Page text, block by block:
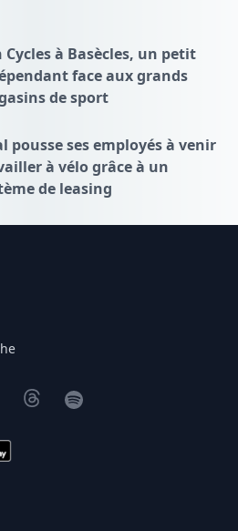
Cycles à Basècles, un petit
face aux grands
de sport
pousse ses employés à venir
à vélo grâce à un
de leasing
ThreadsSpotify
journalistique